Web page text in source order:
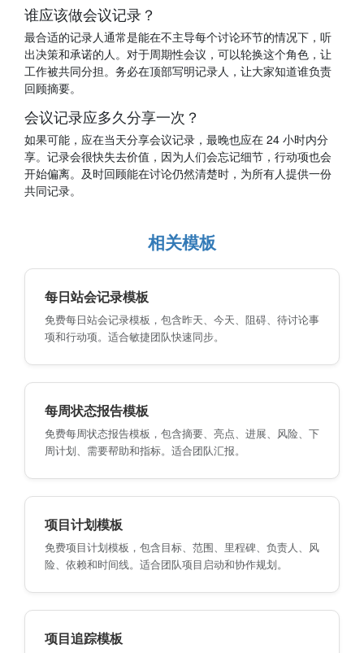
谁应该做会议记录？
最合适的记录人通常是能在不主导每个讨论环节的情况下，听
出决策和承诺的人。对于周期性会议，可以轮换这个角色，让
工作被共同分担。务必在顶部写明记录人，让大家知道谁负责
回顾摘要。
会议记录应多久分享一次？
如果可能，应在当天分享会议记录，最晚也应在 24 小时内分
享。记录会很快失去价值，因为人们会忘记细节，行动项也会
开始偏离。及时回顾能在讨论仍然清楚时，为所有人提供一份
共同记录。
相关模板
每日站会记录模板
免费每日站会记录模板，包含昨天、今天、阻碍、待讨论事
项和行动项。适合敏捷团队快速同步。
每周状态报告模板
免费每周状态报告模板，包含摘要、亮点、进展、风险、下
周计划、需要帮助和指标。适合团队汇报。
项目计划模板
免费项目计划模板，包含目标、范围、里程碑、负责人、风
险、依赖和时间线。适合团队项目启动和协作规划。
项目追踪模板